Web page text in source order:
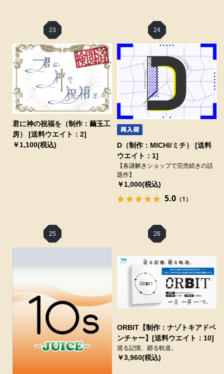
23
君に神の祝福を（制作：繭玉工
房） [送料ウエイト：2]
￥1,100(税込)
24
D（制作：MICHI/ミチ） [送料
ウエイト：1]
【各謎解きショップで完売続きの話
題作】
￥1,000(税込)
5.0 （1）
25 26
ORBIT【制作：ナゾトキアドベ
ンチャー】[送料ウエイト：10]
巡る記憶、廻る軌道。
￥3,960(税込)